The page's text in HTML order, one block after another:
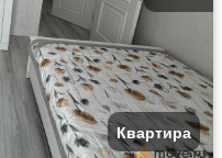
Квартира